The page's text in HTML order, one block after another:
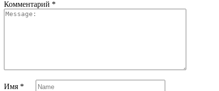
Комментарий *
Имя *